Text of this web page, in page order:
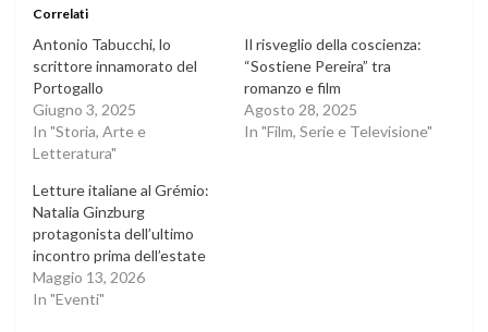
Correlati
Antonio Tabucchi, lo
scrittore innamorato del
Portogallo
Giugno 3, 2025
In "Storia, Arte e
Letteratura"
Il risveglio della coscienza:
“Sostiene Pereira” tra
romanzo e film
Agosto 28, 2025
In "Film, Serie e Televisione"
Letture italiane al Grémio:
Natalia Ginzburg
protagonista dell’ultimo
incontro prima dell’estate
Maggio 13, 2026
In "Eventi"